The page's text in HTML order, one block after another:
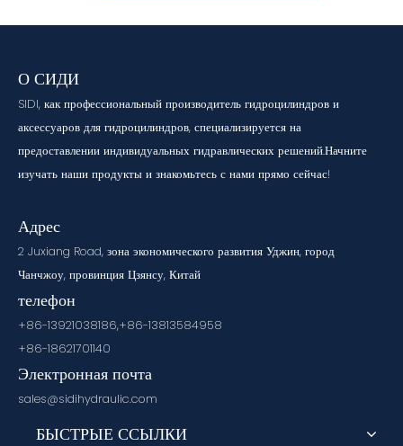
О СИДИ
SIDI, как профессиональный производитель гидроцилиндров и
аксессуаров для гидроцилиндров, специализируется на
предоставлении индивидуальных гидравлических решений.Начните
изучать наши продукты и знакомьтесь с нами прямо сейчас!
Адрес
2 Juxiang Road, зона экономического развития Уджин, город
Чанчжоу, провинция Цзянсу, Китай
телефон
+86-13921038186,+86-13813584958
+86-18621701140
Электронная почта
sales@sidihydraulic.com
БЫСТРЫЕ ССЫЛКИ